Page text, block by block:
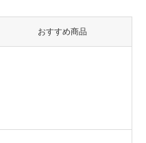
おすすめ商品